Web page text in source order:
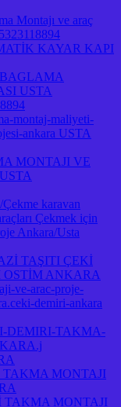
Montajı ve araç
KAYAR KAPI
USTA
montaj-maliyeti-
ankara USTA
MONTAJI VE
karavan
Çekmek için
Ankara/Usta
TAŞITI ÇEKİ
OSTİM ANKARA
ve-arac-proje-
demiri-ankara
DEMIRI-TAKMA-
TAKMA MONTAJI
TAKMA MONTAJI